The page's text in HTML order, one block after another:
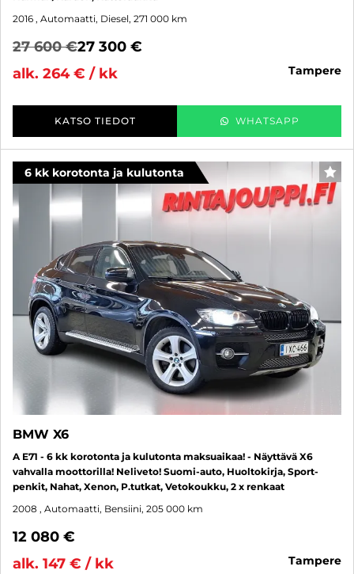
2016 , Automaatti, Diesel, 271 000 km
27 600 €27 300 €
alk. 264 € / kk
tampere
KATSO TIEDOT WHATSAPP
6 kk korotonta ja kulutonta
BMW X6
A E71 - 6 kk korotonta ja kulutonta maksuaikaa! - Näyttävä X6
vahvalla moottorilla! Neliveto! Suomi-auto, Huoltokirja, Sport-
penkit, Nahat, Xenon, P.tutkat, Vetokoukku, 2 x renkaat
2008 , Automaatti, Bensiini, 205 000 km
12 080 €
alk. 147 € / kk
tampere